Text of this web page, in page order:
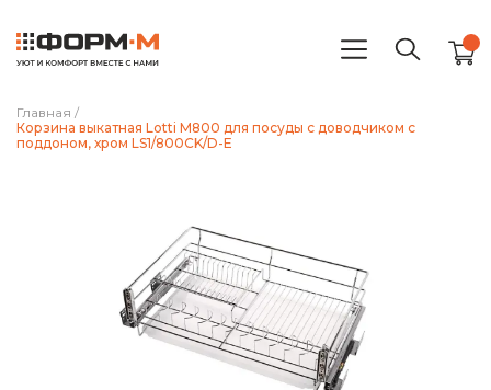
Главная /
Корзина выкатная Lotti М800 для посуды с доводчиком с
поддоном, хром LS1/800СK/D-E